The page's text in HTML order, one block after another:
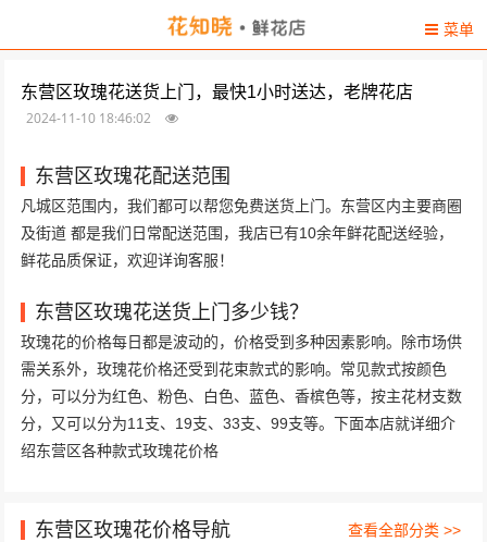
菜单
东营区玫瑰花送货上门，最快1小时送达，老牌花店
2024-11-10 18:46:02
东营区玫瑰花配送范围
凡城区范围内，我们都可以帮您免费送货上门。东营区内主要商圈
及街道 都是我们日常配送范围，我店已有10余年鲜花配送经验，
鲜花品质保证，欢迎详询客服！
东营区玫瑰花送货上门多少钱？
玫瑰花的价格每日都是波动的，价格受到多种因素影响。除市场供
需关系外，玫瑰花价格还受到花束款式的影响。常见款式按颜色
分，可以分为红色、粉色、白色、蓝色、香槟色等，按主花材支数
分，又可以分为11支、19支、33支、99支等。下面本店就详细介
绍东营区各种款式玫瑰花价格
东营区玫瑰花价格导航 查看全部分类 >>